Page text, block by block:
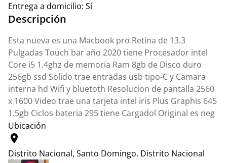
Entrega a domicilio: Sí
Descripción
Esta nueva es una Macbook pro Retina de 13.3
Pulgadas Touch bar año 2020 tiene Procesador intel
Core i5 1.4ghz de memoria Ram 8gb de Disco duro
256gb ssd Solido trae entradas usb tipo-C y Camara
interna hd Wifi y bluetoth Resolucion de pantalla 2560
x 1600 Video trae una tarjeta intel iris Plus Graphis 645
1.5gb Ciclos bateria 295 tiene Cargadol Original es neg
Ubicación
location_on
Distrito Nacional, Santo Domingo. Distrito Nacional
Leaflet|© OpenStreetMap contributors